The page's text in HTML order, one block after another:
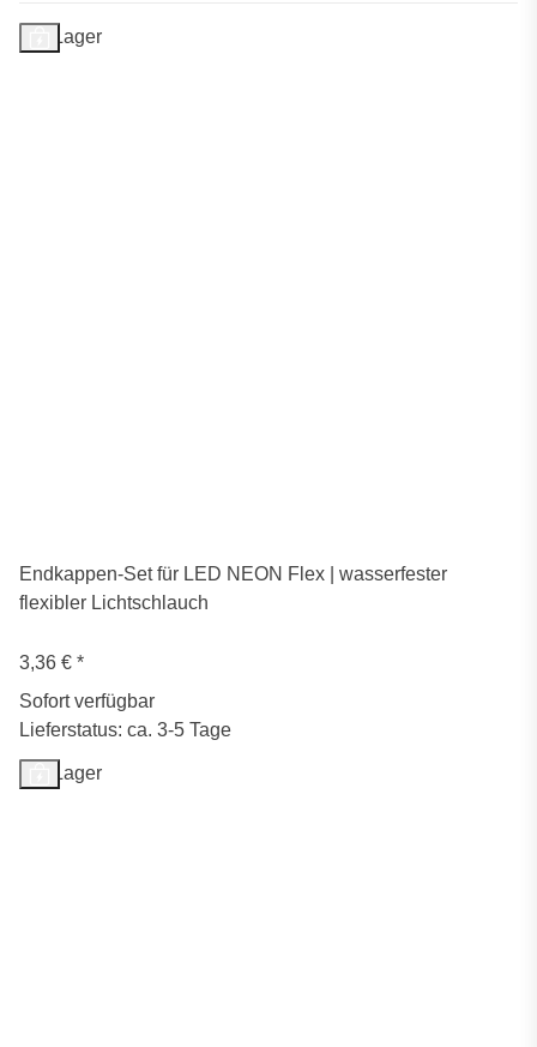
Auf Lager
Endkappen-Set für LED NEON Flex | wasserfester
flexibler Lichtschlauch
3,36 € *
Sofort verfügbar
Lieferstatus: ca. 3-5 Tage
Auf Lager